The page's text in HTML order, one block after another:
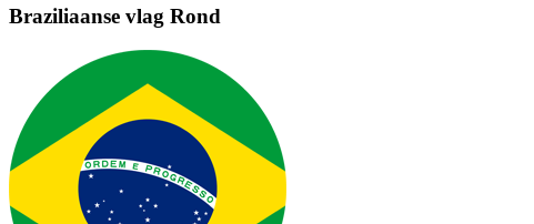
Braziliaanse vlag Rond